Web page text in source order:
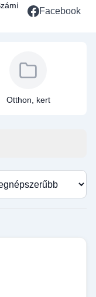
Facebook
Otthon, kert